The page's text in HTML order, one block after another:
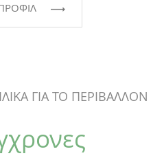
ΓΙΑ ΤΟ ΠΕΡΙΒΑΛΛΟΝ